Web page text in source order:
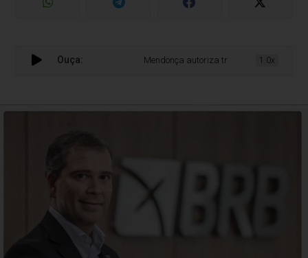
Ouça: Mendonça autoriza transferência de ex-
1.0x